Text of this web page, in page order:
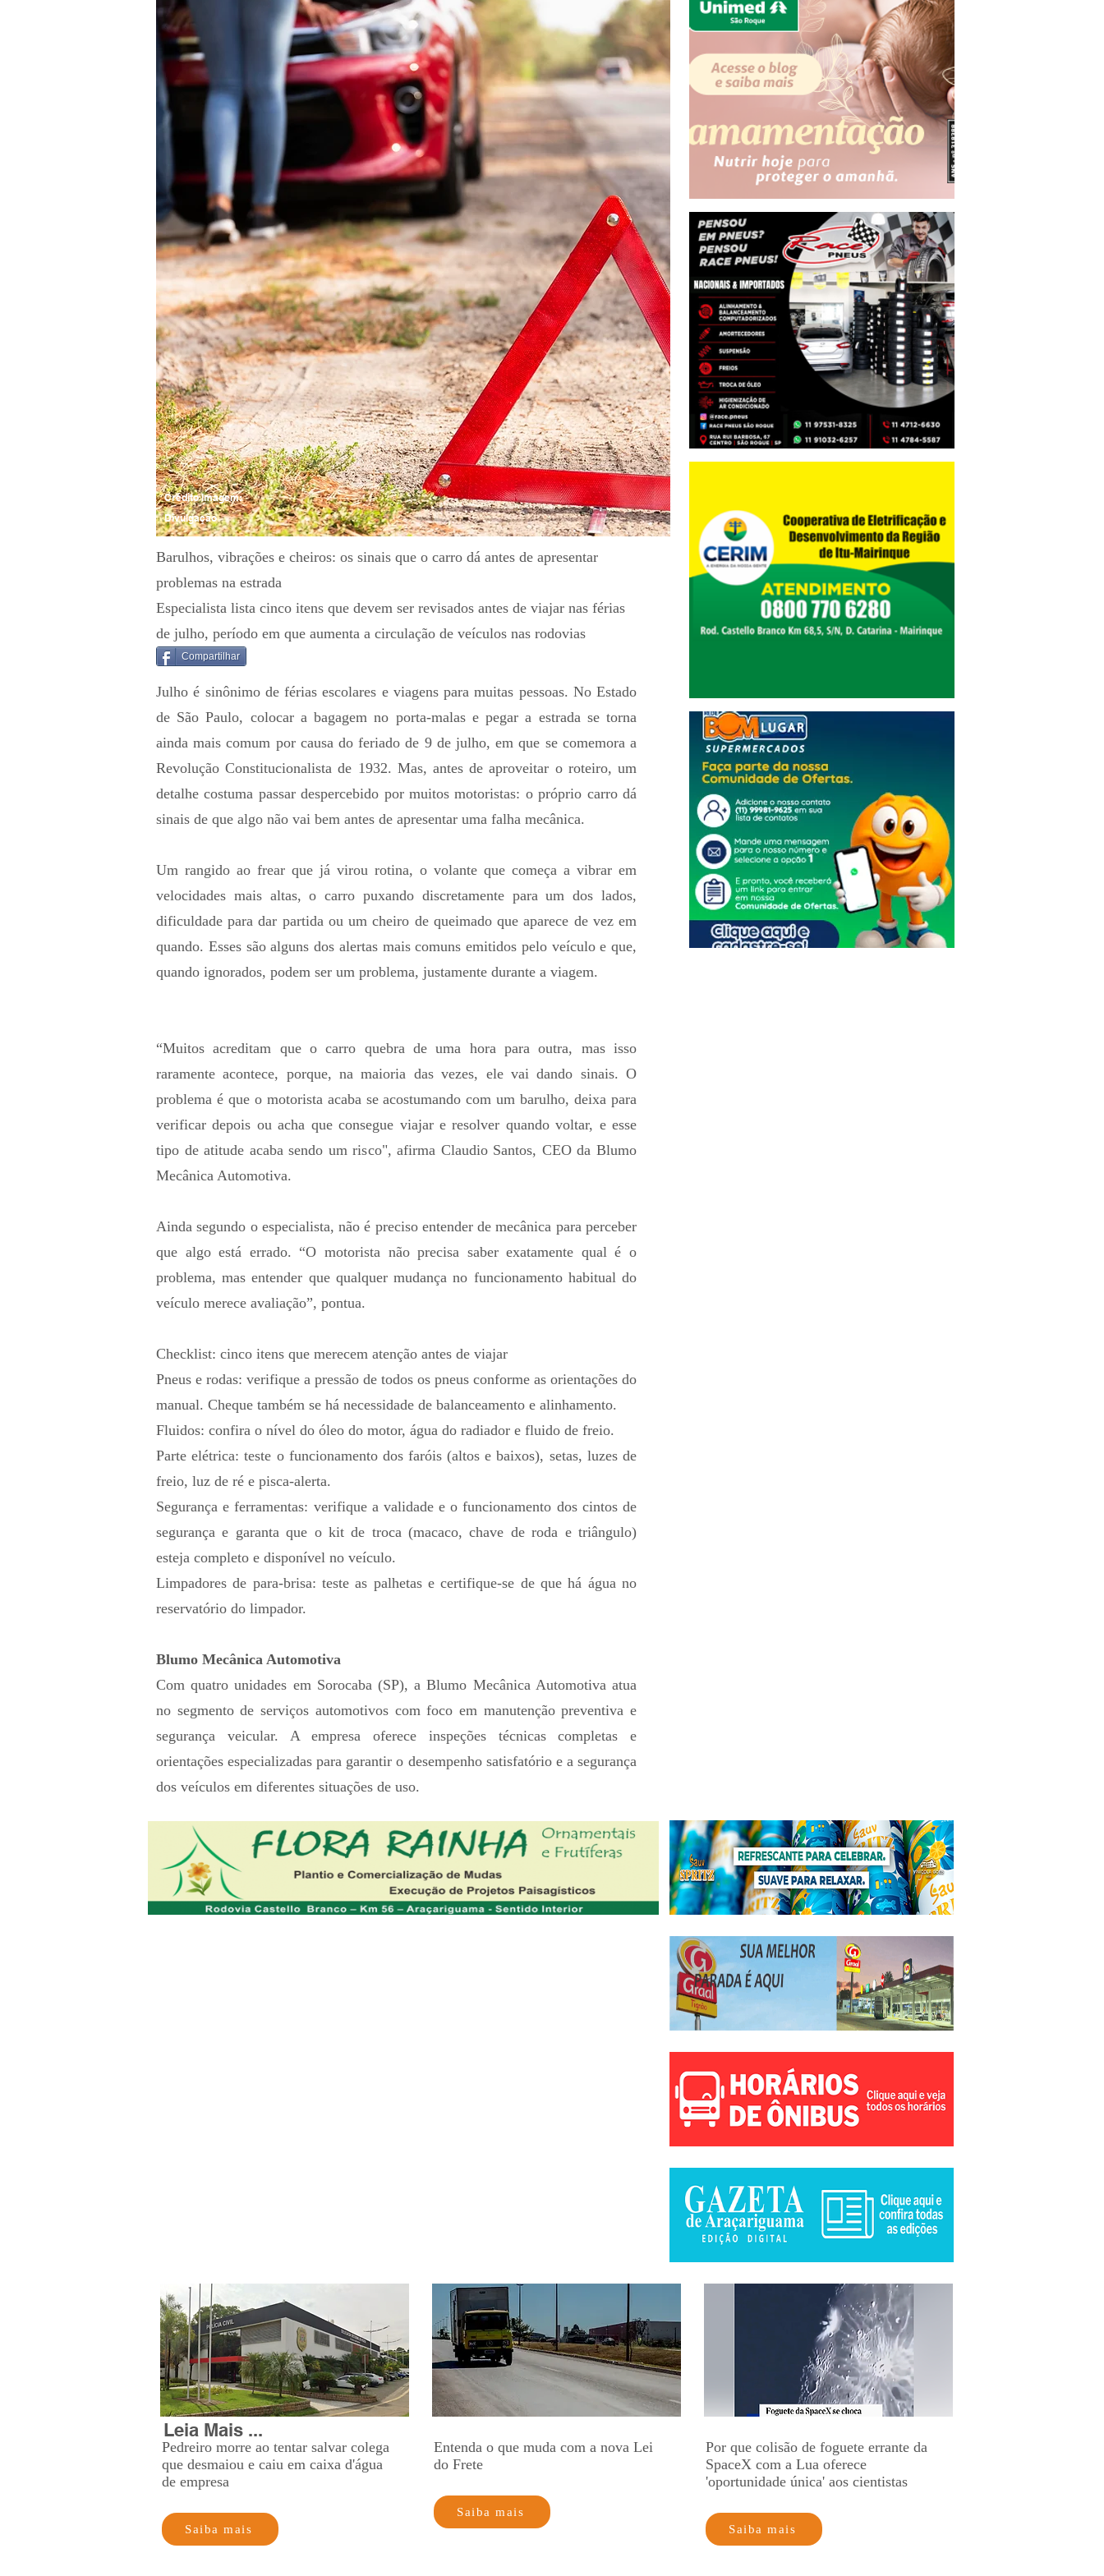
Divulgação
Crédito Imagem:
Barulhos, vibrações e cheiros: os sinais que o carro dá antes de apresentar
problemas na estrada
Especialista lista cinco itens que devem ser revisados antes de viajar nas férias
de julho, período em que aumenta a circulação de veículos nas rodovias
Compartilhar
Julho é sinônimo de férias escolares e viagens para muitas pessoas. No Estado
de São Paulo, colocar a bagagem no porta-malas e pegar a estrada se torna
ainda mais comum por causa do feriado de 9 de julho, em que se comemora a
Revolução Constitucionalista de 1932. Mas, antes de aproveitar o roteiro, um
detalhe costuma passar despercebido por muitos motoristas: o próprio carro dá
sinais de que algo não vai bem antes de apresentar uma falha mecânica.
Um rangido ao frear que já virou rotina, o volante que começa a vibrar em
velocidades mais altas, o carro puxando discretamente para um dos lados,
dificuldade para dar partida ou um cheiro de queimado que aparece de vez em
quando. Esses são alguns dos alertas mais comuns emitidos pelo veículo e que,
quando ignorados, podem ser um problema, justamente durante a viagem.
“Muitos acreditam que o carro quebra de uma hora para outra, mas isso
raramente acontece, porque, na maioria das vezes, ele vai dando sinais. O
problema é que o motorista acaba se acostumando com um barulho, deixa para
verificar depois ou acha que consegue viajar e resolver quando voltar, e esse
tipo de atitude acaba sendo um risco", afirma Claudio Santos, CEO da Blumo
Mecânica Automotiva.
Ainda segundo o especialista, não é preciso entender de mecânica para perceber
que algo está errado. “O motorista não precisa saber exatamente qual é o
problema, mas entender que qualquer mudança no funcionamento habitual do
veículo merece avaliação”, pontua.
Checklist: cinco itens que merecem atenção antes de viajar
Pneus e rodas: verifique a pressão de todos os pneus conforme as orientações do
manual. Cheque também se há necessidade de balanceamento e alinhamento.
Fluidos: confira o nível do óleo do motor, água do radiador e fluido de freio.
Parte elétrica: teste o funcionamento dos faróis (altos e baixos), setas, luzes de
freio, luz de ré e pisca-alerta.
Segurança e ferramentas: verifique a validade e o funcionamento dos cintos de
segurança e garanta que o kit de troca (macaco, chave de roda e triângulo)
esteja completo e disponível no veículo.
Limpadores de para-brisa: teste as palhetas e certifique-se de que há água no
reservatório do limpador.
Blumo Mecânica Automotiva
Com quatro unidades em Sorocaba (SP), a Blumo Mecânica Automotiva atua
no segmento de serviços automotivos com foco em manutenção preventiva e
segurança veicular. A empresa oferece inspeções técnicas completas e
orientações especializadas para garantir o desempenho satisfatório e a segurança
dos veículos em diferentes situações de uso.
Leia Mais ...
Pedreiro morre ao tentar salvar colega
que desmaiou e caiu em caixa d'água
de empresa
Saiba mais
Entenda o que muda com a nova Lei
do Frete
Saiba mais
Por que colisão de foguete errante da
SpaceX com a Lua oferece
'oportunidade única' aos cientistas
Saiba mais